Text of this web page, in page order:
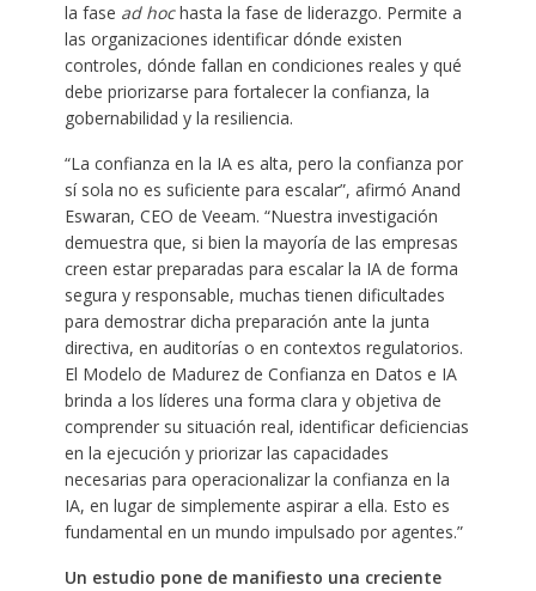
la fase ad hochasta la fase de liderazgo. Permite a
las organizaciones identificar dónde existen
controles, dónde fallan en condiciones reales y qué
debe priorizarse para fortalecer la confianza, la
gobernabilidad y la resiliencia.
“La confianza en la IA es alta, pero la confianza por
sí sola no es suficiente para escalar”, afirmó Anand
Eswaran, CEO de Veeam. “Nuestra investigación
demuestra que, si bien la mayoría de las empresas
creen estar preparadas para escalar la IA de forma
segura y responsable, muchas tienen dificultades
para demostrar dicha preparación ante la junta
directiva, en auditorías o en contextos regulatorios.
El Modelo de Madurez de Confianza en Datos e IA
brinda a los líderes una forma clara y objetiva de
comprender su situación real, identificar deficiencias
en la ejecución y priorizar las capacidades
necesarias para operacionalizar la confianza en la
IA, en lugar de simplemente aspirar a ella. Esto es
fundamental en un mundo impulsado por agentes.”
Un estudio pone de manifiesto una creciente